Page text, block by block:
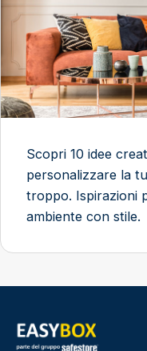
Scopri 10 idee
personalizzare la
troppo. Ispirazioni
ambiente con stile.